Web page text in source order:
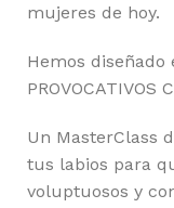
mujeres de hoy.
Hemos diseñado
PROVOCATIVOS
Un MasterClass
tus labios para
voluptuosos y